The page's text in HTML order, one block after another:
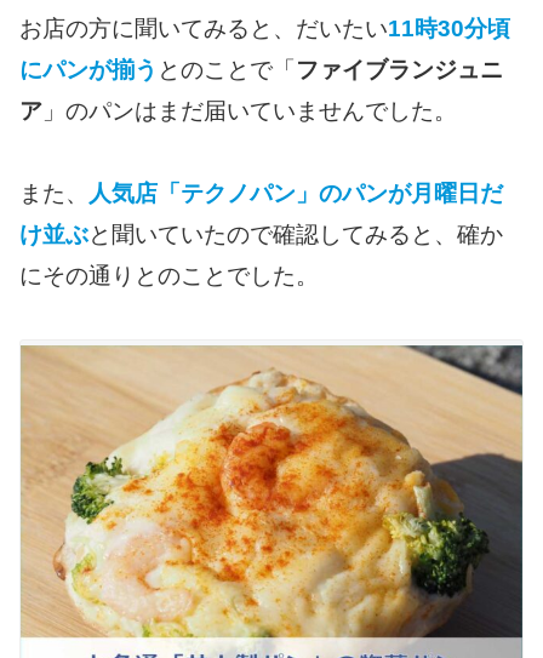
お店の方に聞いてみると、だいたい11時30分頃
にパンが揃う とのことで「 ファイブランジュニ
ア 」のパンはまだ届いていませんでした。
また、 人気店「テクノパン」のパンが月曜日だ
け並ぶと聞いていたので確認してみると、確か
にその通りとのことでした。